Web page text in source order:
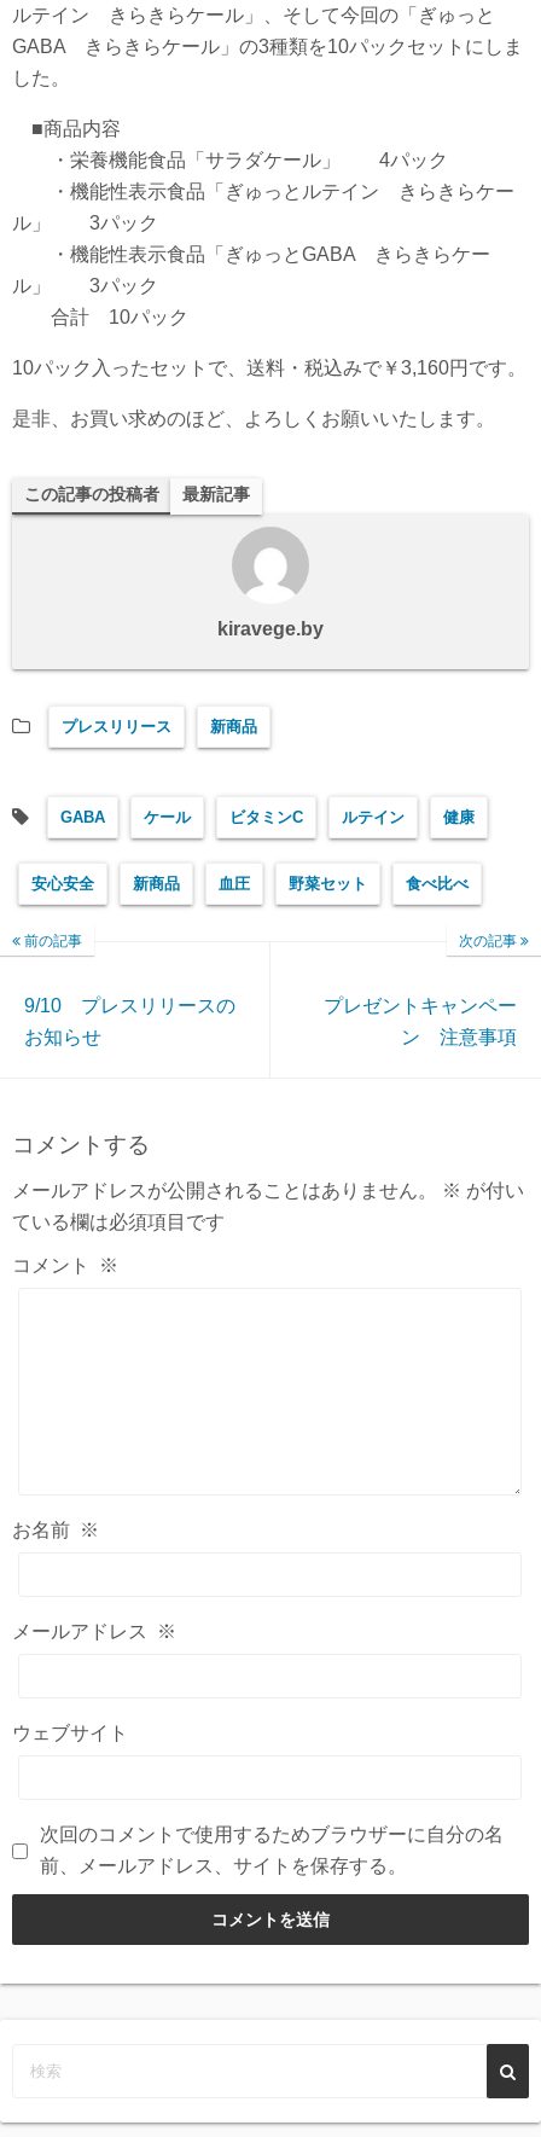
ルテイン きらきらケール」、そして今回の「ぎゅっと
GABA きらきらケール」の3種類を10パックセットにしま
した。
■商品内容
・栄養機能食品「サラダケール」 4パック
・機能性表示食品「ぎゅっとルテイン きらきらケー
ル」 3パック
・機能性表示食品「ぎゅっとGABA きらきらケー
ル」 3パック
合計 10パック
10パック入ったセットで、送料・税込みで￥3,160円です。
是非、お買い求めのほど、よろしくお願いいたします。
この記事の投稿者 最新記事
kiravege.by
プレスリリース 新商品
GABA ケール ビタミンC ルテイン 健康
安心安全 新商品 血圧 野菜セット 食べ比べ
前の記事
9/10 プレスリリースの
お知らせ
次の記事
プレゼントキャンペー
ン 注意事項
コメントする
メールアドレスが公開されることはありません。 ※ が付い
ている欄は必須項目です
コメント ※
お名前 ※
メールアドレス ※
ウェブサイト
次回のコメントで使用するためブラウザーに自分の名
前、メールアドレス、サイトを保存する。